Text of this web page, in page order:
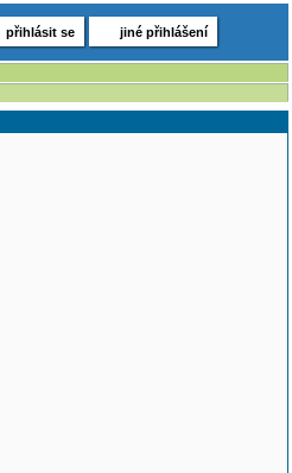
přihlásit se jiné přihlášení